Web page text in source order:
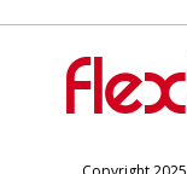
Flex